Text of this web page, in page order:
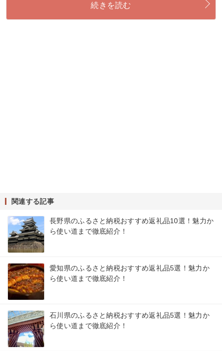
続きを読む
関連する記事
長野県のふるさと納税おすすめ返礼品10選！魅力か
ら使い道まで徹底紹介！
愛知県のふるさと納税おすすめ返礼品5選！魅力か
ら使い道まで徹底紹介！
石川県のふるさと納税おすすめ返礼品5選！魅力か
ら使い道まで徹底紹介！